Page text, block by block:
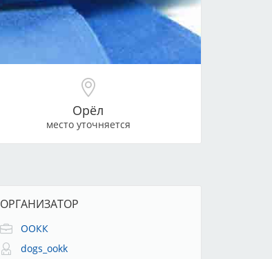
Орёл
место уточняется
ОРГАНИЗАТОР
ООКК
dogs_ookk